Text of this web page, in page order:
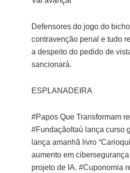
Defensores do jogo do
contravenção penal e tudo
a despeito do pedido de
sancionará.
ESPLANADEIRA
#Papos Que Transformam
#FundaçãoItaú lança curso
lança amanhã livro
aumento em
projeto de IA. #Cuponomia